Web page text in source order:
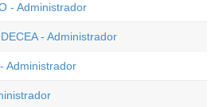
- Administrador
- Administrador
Administrador